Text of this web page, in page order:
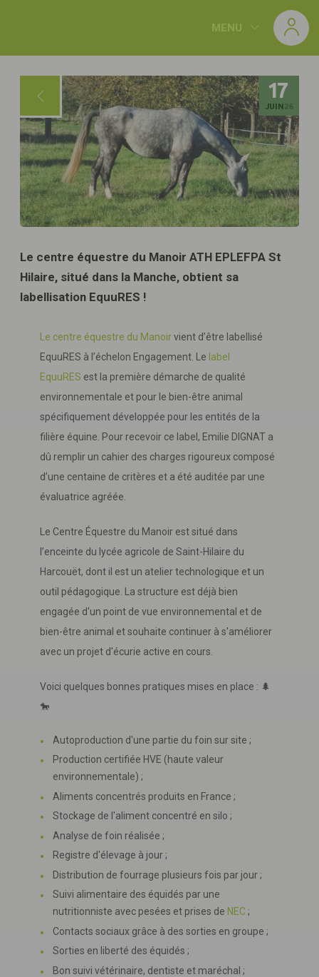
MENU
17
JUIN 26
Le centre équestre du Manoir ATH EPLEFPA St
Hilaire, situé dans la Manche, obtient sa
labellisation EquuRES !
Le centre équestre du Manoirvient d’être labellisé
EquuRES à l’échelon Engagement. Le label
EquuRES est la première démarche de qualité
environnementale et pour le bien-être animal
spécifiquement développée pour les entités de la
filière équine. Pour recevoir ce label, Emilie DIGNAT a
dû remplir un cahier des charges rigoureux composé
d’une centaine de critères et a été auditée par une
évaluatrice agréée.
Le Centre Équestre du Manoir est situé dans
l’enceinte du lycée agricole de Saint-Hilaire du
Harcouët, dont il est un atelier technologique et un
outil pédagogique. La structure est déjà bien
engagée d'un point de vue environnemental et de
bien-être animal et souhaite continuer à s'améliorer
avec un projet d'écurie active en cours.
Voici quelques bonnes pratiques mises en place : 🌲
🐎
Autoproduction d'une partie du foin sur site ;
Production certifiée HVE (haute valeur
environnementale) ;
Aliments concentrés produits en France ;
Stockage de l'aliment concentré en silo ;
Analyse de foin réalisée ;
Registre d'élevage à jour ;
Distribution de fourrage plusieurs fois par jour ;
Suivi alimentaire des équidés par une
nutritionniste avec pesées et prises de NEC ;
Contacts sociaux grâce à des sorties en groupe ;
Sorties en liberté des équidés ;
Bon suivi vétérinaire, dentiste et maréchal ;